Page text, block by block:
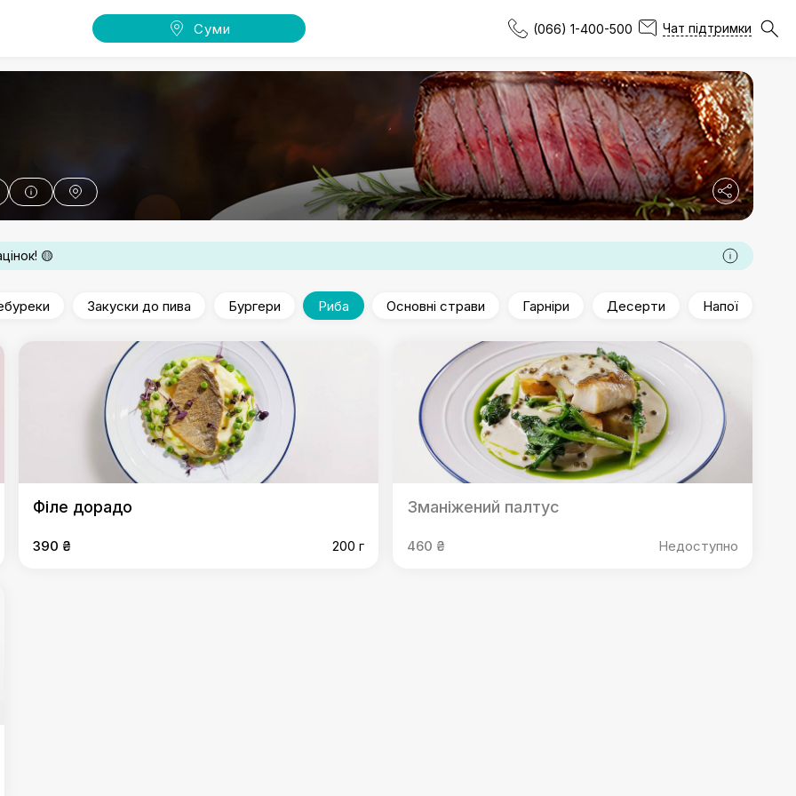
Суми (066) 1-400-500 Чат підтримки
🟡
Закуски до пива Бургери Риба Основні страви Гарніри Десерти Напої
Філе дорадо
390 ₴ 200 г
Зманіжений палтус
460 ₴ Недоступно